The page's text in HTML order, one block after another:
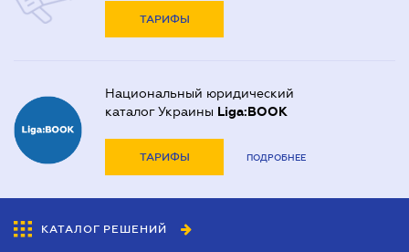
ТАРИФЫ
Национальный юридический
каталог Украины Liga:BOOK
ТАРИФЫ ПОДРОБНЕЕ
КАТАЛОГ РЕШЕНИЙ